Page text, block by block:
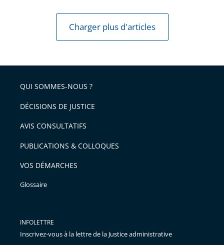
Charger plus d'articles
QUI SOMMES-NOUS ?
DÉCISIONS DE JUSTICE
AVIS CONSULTATIFS
PUBLICATIONS & COLLOQUES
VOS DÉMARCHES
Glossaire
INFOLETTRE
Inscrivez-vous à la lettre de la Justice administrative